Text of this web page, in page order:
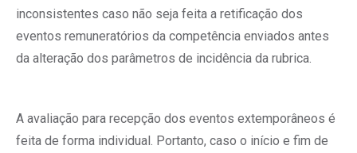
inconsistentes caso não seja feita a retificação dos
eventos remuneratórios da competência enviados antes
da alteração dos parâmetros de incidência da rubrica.
A avaliação para recepção dos eventos extemporâneos é
feita de forma individual. Portanto, caso o início e fim de